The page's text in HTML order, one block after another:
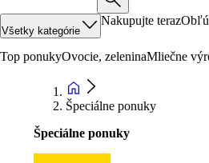
Všetky kategórie
Nakupujte teraz
Top ponukyOvocie, zeleninaMliečne
Špeciálne ponuky
Špeciálne ponuky